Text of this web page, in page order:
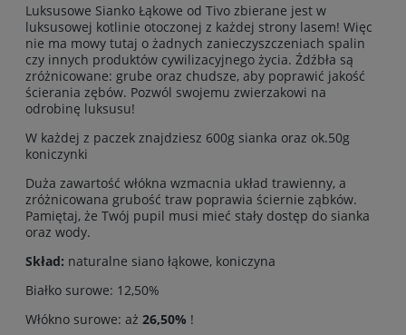
Luksusowe Sianko Łąkowe od Tivo zbierane jest w
luksusowej kotlinie otoczonej z każdej strony lasem! Więc
nie ma mowy tutaj o żadnych zanieczyszczeniach spalin
czy innych produktów cywilizacyjnego życia. Źdźbła są
zróżnicowane: grube oraz chudsze, aby poprawić jakość
ścierania zębów. Pozwól swojemu zwierzakowi na
odrobinę luksusu!
W każdej z paczek znajdziesz 600g sianka oraz ok.50g
koniczynki
Duża zawartość włókna wzmacnia układ trawienny, a
zróżnicowana grubość traw poprawia ściernie ząbków.
Pamiętaj, że Twój pupil musi mieć stały dostęp do sianka
oraz wody.
Skład: naturalne siano łąkowe, koniczyna
Białko surowe: 12,50%
Włókno surowe: aż 26,50% !